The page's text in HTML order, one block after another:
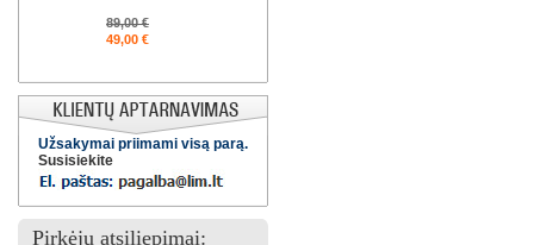
89,00 €
49,00 €
Užsakymai priimami visą parą.
Susisiekite
Pirkėjų atsiliepimai: